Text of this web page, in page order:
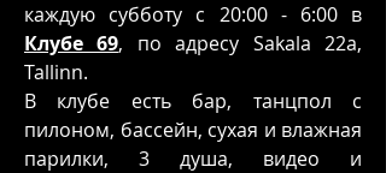
каждую субботу с 20:00 - 6:00 в
Клубе 69, по адресу Sakala 22a,
Tallinn.
В клубе есть бар, танцпол с
пилоном, бассейн, сухая и влажная
парилки, 3 душа, видео и